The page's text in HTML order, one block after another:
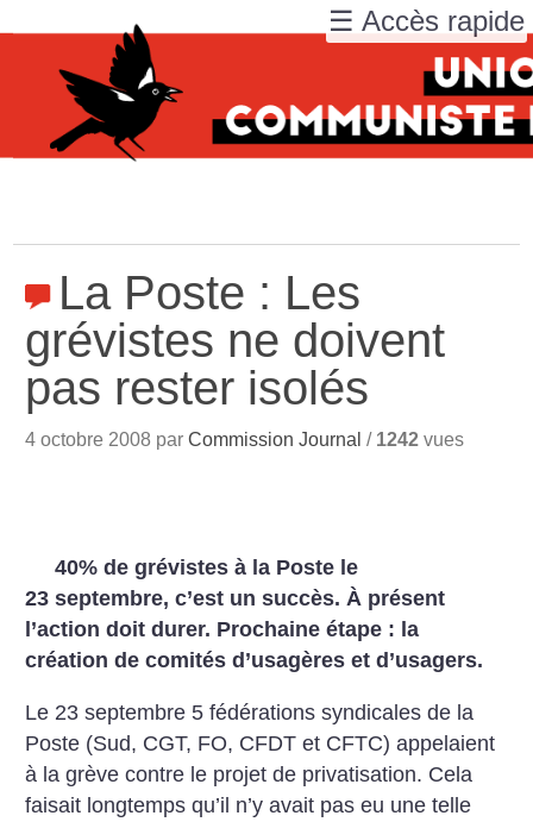
La Poste : Les
grévistes ne doivent
pas rester isolés
4 octobre 2008 parCommission Journal / 1242 vues
40% de grévistes à la Poste le
23 septembre, c’est un succès. À présent
l’action doit durer. Prochaine étape : la
création de comités d’usagères et d’usagers.
Le 23 septembre 5 fédérations syndicales de la
Poste (Sud, CGT, FO, CFDT et CFTC) appelaient
à la grève contre le projet de privatisation. Cela
faisait longtemps qu’il n’y avait pas eu une telle
☰ Accès rapide